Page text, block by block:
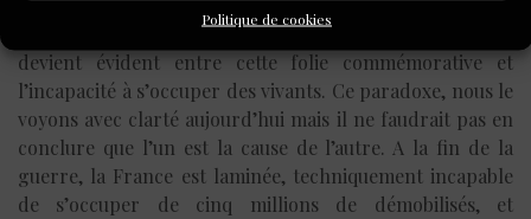
Politique de cookies
Oui, tout à fait. Avec un siècle de recul, le contraste
devient évident entre cette folie commémorative et
l’incapacité à s’occuper des vivants. Ce paradoxe, nous le
voyons avec clarté aujourd’hui mais il ne faudrait pas en
conclure que l’un est la cause de l’autre. A la fin de la
guerre, la France est laminée, techniquement incapable
de s’occuper de cinq millions de démobilisés, et